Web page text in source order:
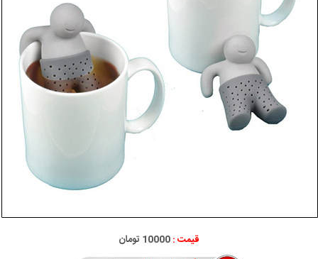
قیمت :10000 تومان